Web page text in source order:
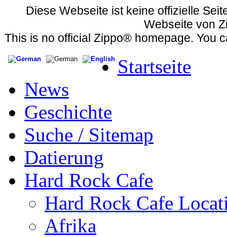
Diese Webseite ist keine offizielle
Webseite von
This is no official Zippo® homepage. You
Startseite
News
Geschichte
Suche / Sitemap
Datierung
Hard Rock Cafe
Hard Rock Cafe
Afrika